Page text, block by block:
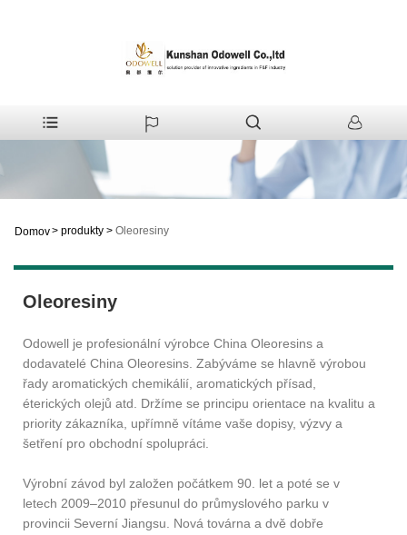
Domov> produkty > Oleoresiny
Oleoresiny
Odowell je profesionální výrobce China Oleoresins a
dodavatelé China Oleoresins. Zabýváme se hlavně výrobou
řady aromatických chemikálií, aromatických přísad,
éterických olejů atd. Držíme se principu orientace na kvalitu a
priority zákazníka, upřímně vítáme vaše dopisy, výzvy a
šetření pro obchodní spolupráci.
Výrobní závod byl založen počátkem 90. let a poté se v
letech 2009–2010 přesunul do průmyslového parku v
provincii Severní Jiangsu. Nová továrna a dvě dobře